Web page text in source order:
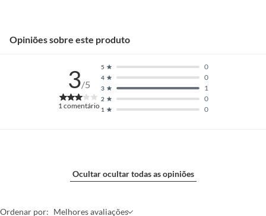
Opiniões sobre este produto
3/5
1comentário 1 0
2 0
3 1
4 0
5 0
Ocultar ocultar todas as opiniões
Ordenar por: Melhores avaliações